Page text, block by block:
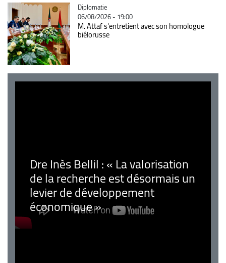
Catégorie
Diplomatie
06/08/2026 - 19:00
M. Attaf s'entretient avec son homologue
biélorusse
Dre Inès Bellil : « La valorisation
de la recherche est désormais un
levier de développement
économique »